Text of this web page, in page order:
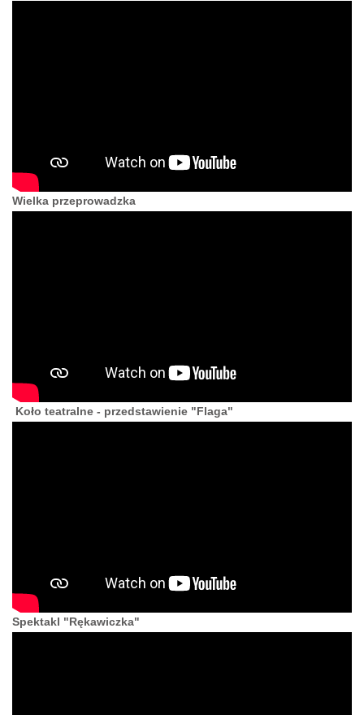
Wielka przeprowadzka
Koło teatralne - przedstawienie "Flaga"
Spektakl "Rękawiczka"